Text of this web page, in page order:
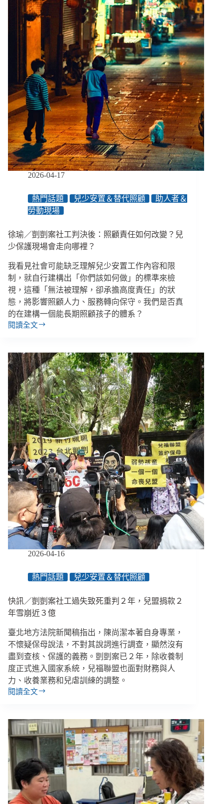
青
回
歸
社
會
不
再
只
剩
「工
【創
新！
是
空
話】
專
欄
2026-04-17
熱門話題 兒少安置＆替代照顧
助人者＆
勞動現場
徐瑜／剴剴案社工判決後：照顧責任如何改變？兒
少保護現場會走向哪裡？
我看見社會可能缺乏理解兒少安置工作內容和限
制，就自行建構出「你們該如何做」的標準來檢
視，這種「無法被理解，卻承擔高度責任」的狀
態，將影響照顧人力、服務轉向保守。我們是否真
的在建構一個能長期照顧孩子的體系？
閱讀全文
徐
剴
剴
案
社
工
判
決
後：
照
顧
責
任
如
何
改
變？
兒
少
保
走
向
裡？
2026-04-16
熱門話題 兒少安置＆替代照顧
快訊／剴剴案社工過失致死重判２年，兒盟捐款２
年雪崩近３億
臺北地方法院新聞稿指出，陳尚潔本著自身專業，
不懷疑保母說法，不對其說詞進行調查，顯然沒有
盡到查核、保護的義務。剴剴案已２年，除收養制
度正式進入國家系統，兒福聯盟也面對財務與人
力、收養業務和兒虐訓練的調整。
閱讀全文
快
剴
剴
案
社
工
過
失
致